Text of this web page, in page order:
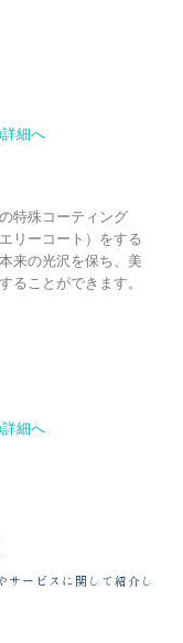
細へ
特殊コーティング
リーコート）をする
来の光沢を保ち、美
ることができます。
細へ
サービスに関して紹介し